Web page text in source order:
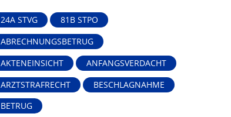
24A STVG
81B STPO
ABRECHNUNGSBETRUG
AKTENEINSICHT
ANFANGSVERDACHT
ARZTSTRAFRECHT
BESCHLAGNAHME
BETRUG